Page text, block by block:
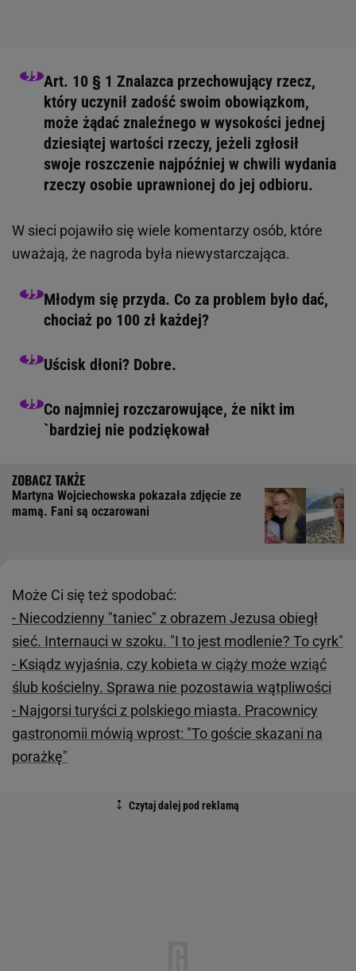
Art. 10 § 1 Znalazca przechowujący rzecz,
który uczynił zadość swoim obowiązkom,
może żądać znaleźnego w wysokości jednej
dziesiątej wartości rzeczy, jeżeli zgłosił
swoje roszczenie najpóźniej w chwili wydania
rzeczy osobie uprawnionej do jej odbioru.
W sieci pojawiło się wiele komentarzy osób, które
uważają, że nagroda była niewystarczająca.
Młodym się przyda. Co za problem było dać,
chociaż po 100 zł każdej?
Uścisk dłoni? Dobre.
Co najmniej rozczarowujące, że nikt im
`bardziej nie podziękował
Martyna Wojciechowska pokazała zdjęcie ze
mamą. Fani są oczarowani
Może Ci się też spodobać:
- Niecodzienny "taniec" z obrazem Jezusa obiegł
sieć. Internauci w szoku. "I to jest modlenie? To cyrk"
- Ksiądz wyjaśnia, czy kobieta w ciąży może wziąć
ślub kościelny. Sprawa nie pozostawia wątpliwości
- Najgorsi turyści z polskiego miasta. Pracownicy
gastronomii mówią wprost: "To goście skazani na
porażkę"